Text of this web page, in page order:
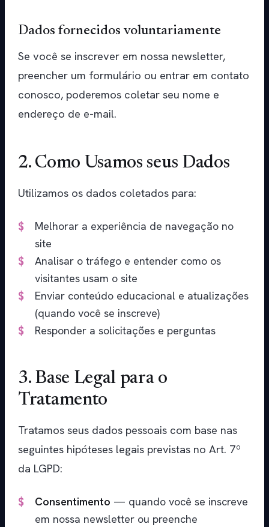
Dados fornecidos voluntariamente
Se você se inscrever em nossa newsletter,
preencher um formulário ou entrar em contato
conosco, poderemos coletar seu nome e
endereço de e-mail.
2. Como Usamos seus Dados
Utilizamos os dados coletados para:
Melhorar a experiência de navegação no
site
Analisar o tráfego e entender como os
visitantes usam o site
Enviar conteúdo educacional e atualizações
(quando você se inscreve)
Responder a solicitações e perguntas
3. Base Legal para o
Tratamento
Tratamos seus dados pessoais com base nas
seguintes hipóteses legais previstas no Art. 7º
da LGPD:
Consentimento — quando você se inscreve
em nossa newsletter ou preenche